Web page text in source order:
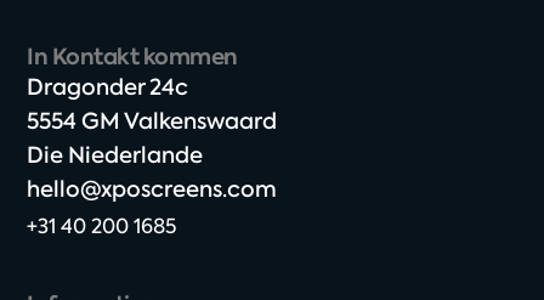
In Kontakt kommen
Dragonder 24c​
5554 GM Valkenswaard​
Die Niederlande
hello@xposcreens.com
+31 40 200 1685